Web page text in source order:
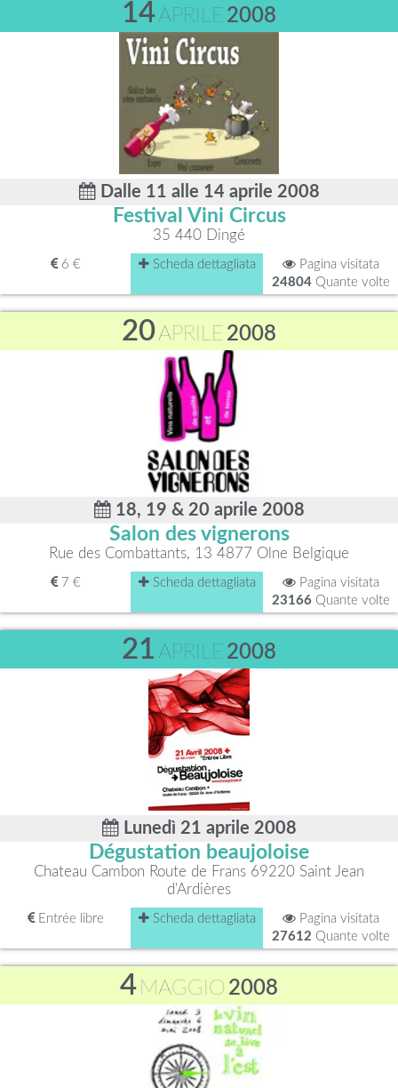
14APRILE 2008
Dalle 11 alle 14 aprile 2008
Festival Vini Circus
35 440 Dingé
6 € Scheda dettagliata
Pagina visitata
24804Quante volte
20APRILE 2008
18, 19 & 20 aprile 2008
Salon des vignerons
Rue des Combattants, 13 4877 Olne Belgique
7 € Scheda dettagliata
Pagina visitata
23166Quante volte
21 APRILE 2008
Lunedì 21 aprile 2008
Dégustation beaujoloise
Chateau Cambon Route de Frans 69220 Saint Jean
d'Ardières
Entrée libre Scheda dettagliata
Pagina visitata
27612 Quante volte
4 MAGGIO 2008